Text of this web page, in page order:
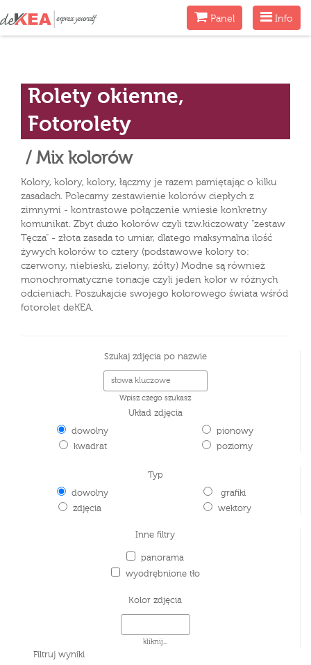
Menu
Info
MenuPanel
Rolety okienne,
Fotorolety
/ Mix kolorów
Kolory, kolory, kolory, łączmy je razem pamiętając o kilku
zasadach. Polecamy zestawienie kolorów ciepłych z
zimnymi - kontrastowe połączenie wniesie konkretny
komunikat. Zbyt dużo kolorów czyli tzw.kiczowaty "zestaw
Tęcza" - złota zasada to umiar, dlatego maksymalna ilość
żywych kolorów to cztery (podstawowe kolory to:
czerwony, niebieski, zielony, żółty) Modne są również
monochromatyczne tonacje czyli jeden kolor w różnych
odcieniach. Poszukajcie swojego kolorowego świata wśród
fotorolet deKEA.
Szukaj zdjęcia po nazwie
Wpisz czego szukasz
Układ zdjęcia
dowolny
kwadrat
pionowy
poziomy
Typ
dowolny
zdjęcia
grafiki
wektory
Inne filtry
panorama
wyodrębnione tło
Kolor zdjęcia
kliknij...
Filtruj wyniki